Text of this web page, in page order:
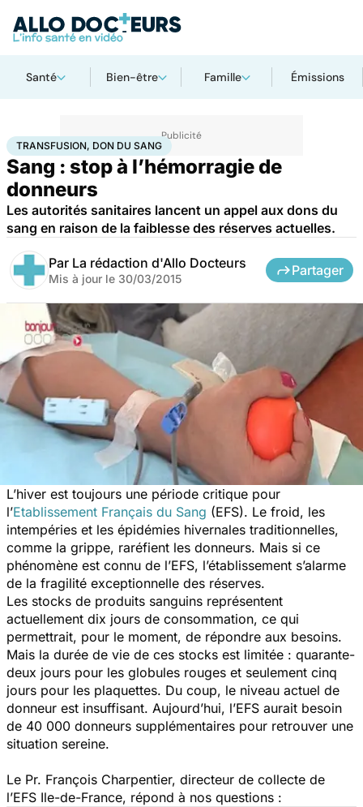
Santé Bien-être Famille Émissions
AccueilSantéTransfusion, don du sang
TRANSFUSION, DON DU SANG
Sang : stop à l’hémorragie de
donneurs
Les autorités sanitaires lancent un appel aux dons du
sang en raison de la faiblesse des réserves actuelles.
Par La rédaction d'Allo Docteurs
Mis à jour le 30/03/2015
Partager
L’hiver est toujours une période critique pour
l’Etablissement Français du Sang (EFS). Le froid, les
intempéries et les épidémies hivernales traditionnelles,
comme la grippe, raréfient les donneurs. Mais si ce
phénomène est connu de l’EFS, l’établissement s’alarme
de la fragilité exceptionnelle des réserves.
Les stocks de produits sanguins représentent
actuellement dix jours de consommation, ce qui
permettrait, pour le moment, de répondre aux besoins.
Mais la durée de vie de ces stocks est limitée : quarante-
deux jours pour les globules rouges et seulement cinq
jours pour les plaquettes. Du coup, le niveau actuel de
donneur est insuffisant. Aujourd’hui, l’EFS aurait besoin
de 40 000 donneurs supplémentaires pour retrouver une
situation sereine.
Le Pr. François Charpentier, directeur de collecte de
l’EFS Ile-de-France, répond à nos questions :